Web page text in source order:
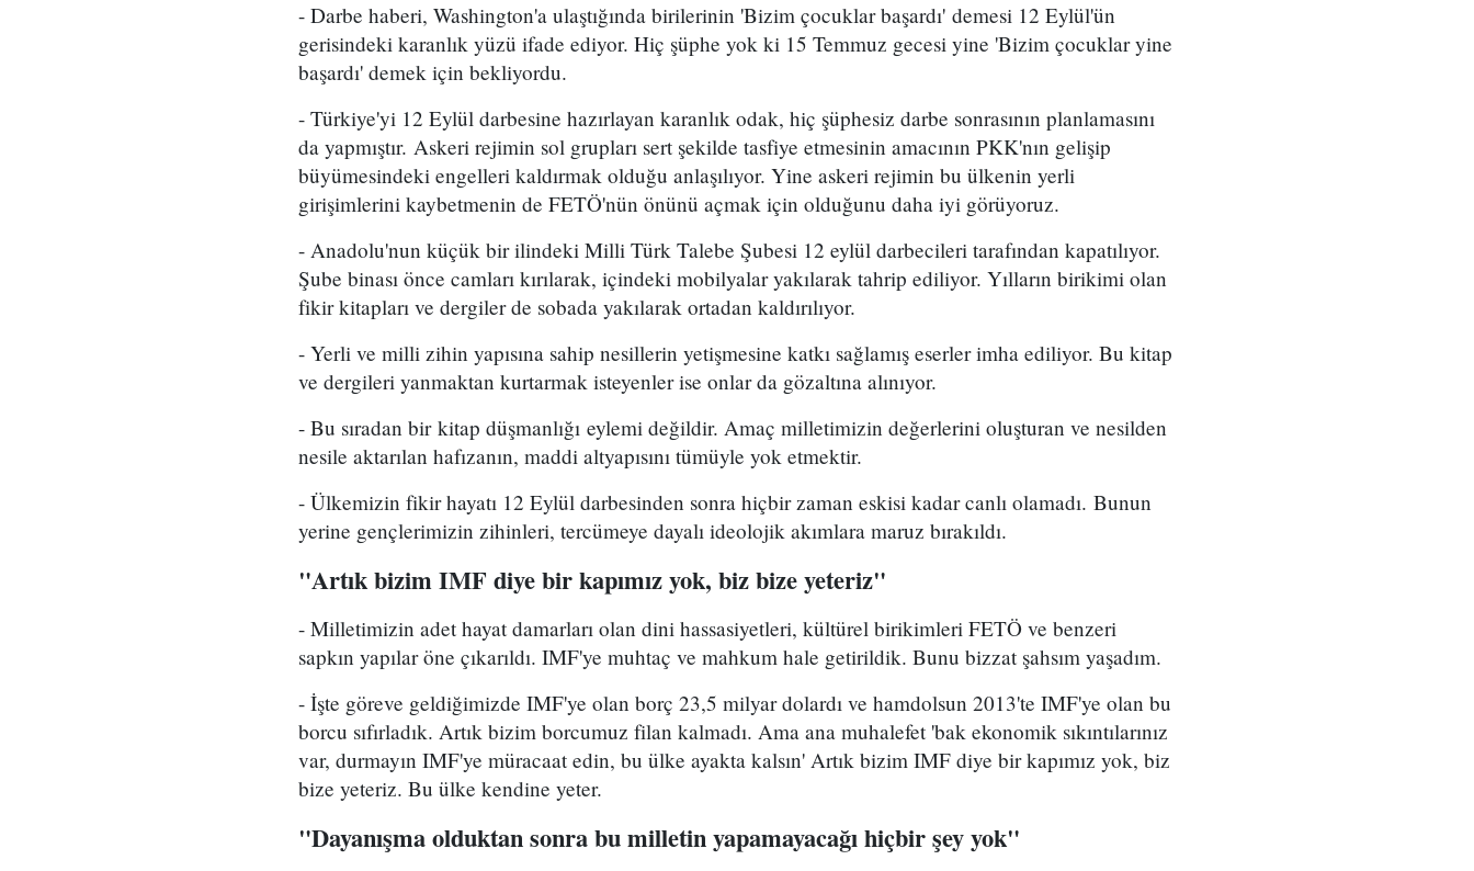
- Darbe haberi, Washington'a ulaştığında birilerinin 'Bizim çocuklar başardı' demesi 12 Eylül'ün
gerisindeki karanlık yüzü ifade ediyor. Hiç şüphe yok ki 15 Temmuz gecesi yine 'Bizim çocuklar yine
başardı' demek için bekliyordu.
- Türkiye'yi 12 Eylül darbesine hazırlayan karanlık odak, hiç şüphesiz darbe sonrasının planlamasını
da yapmıştır. Askeri rejimin sol grupları sert şekilde tasfiye etmesinin amacının PKK'nın gelişip
büyümesindeki engelleri kaldırmak olduğu anlaşılıyor. Yine askeri rejimin bu ülkenin yerli
girişimlerini kaybetmenin de FETÖ'nün önünü açmak için olduğunu daha iyi görüyoruz.
- Anadolu'nun küçük bir ilindeki Milli Türk Talebe Şubesi 12 eylül darbecileri tarafından kapatılıyor.
Şube binası önce camları kırılarak, içindeki mobilyalar yakılarak tahrip ediliyor. Yılların birikimi olan
fikir kitapları ve dergiler de sobada yakılarak ortadan kaldırılıyor.
- Yerli ve milli zihin yapısına sahip nesillerin yetişmesine katkı sağlamış eserler imha ediliyor. Bu kitap
ve dergileri yanmaktan kurtarmak isteyenler ise onlar da gözaltına alınıyor.
- Bu sıradan bir kitap düşmanlığı eylemi değildir. Amaç milletimizin değerlerini oluşturan ve nesilden
nesile aktarılan hafızanın, maddi altyapısını tümüyle yok etmektir.
- Ülkemizin fikir hayatı 12 Eylül darbesinden sonra hiçbir zaman eskisi kadar canlı olamadı. Bunun
yerine gençlerimizin zihinleri, tercümeye dayalı ideolojik akımlara maruz bırakıldı.
"Artık bizim IMF diye bir kapımız yok, biz bize yeteriz"
- Milletimizin adet hayat damarları olan dini hassasiyetleri, kültürel birikimleri FETÖ ve benzeri
sapkın yapılar öne çıkarıldı. IMF'ye muhtaç ve mahkum hale getirildik. Bunu bizzat şahsım yaşadım.
- İşte göreve geldiğimizde IMF'ye olan borç 23,5 milyar dolardı ve hamdolsun 2013'te IMF'ye olan bu
borcu sıfırladık. Artık bizim borcumuz filan kalmadı. Ama ana muhalefet 'bak ekonomik sıkıntılarınız
var, durmayın IMF'ye müracaat edin, bu ülke ayakta kalsın' Artık bizim IMF diye bir kapımız yok, biz
bize yeteriz. Bu ülke kendine yeter.
"Dayanışma olduktan sonra bu milletin yapamayacağı hiçbir şey yok"